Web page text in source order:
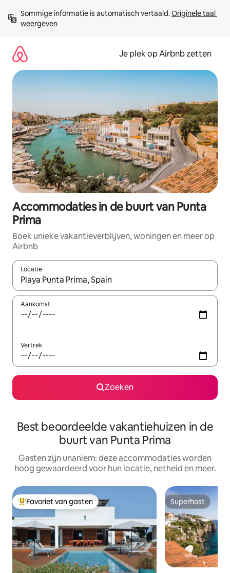
direct
naar
Sommige informatie is automatisch vertaald. Originele taal
weergeven
Je plek op Airbnb zetten
Accommodaties in de buurt van Punta
Prima
Boek unieke vakantieverblijven, woningen en meer op
Airbnb
Locatie
Wanneer er resultaten beschikbaar zijn, maak je een keuze
Aankomst
Vertrek
Zoeken
Best beoordeelde vakantiehuizen in de
buurt van Punta Prima
Gasten zijn unaniem: deze accommodaties worden
hoog gewaardeerd voor hun locatie, netheid en meer.
Topfavoriet van gasten
Favoriet van gasten Superhost
Superhost